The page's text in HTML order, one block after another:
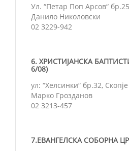
Ул. “Петар Поп Арсов“
Данило Николовски
02 3229-942
6. ХРИСТИЈАНСКА
6/08)
ул: “Хелсинки“ бр.32, Скопје
Марко Грозданов
02 3213-457
7.ЕВАНГЕЛСКА СОБОРНА